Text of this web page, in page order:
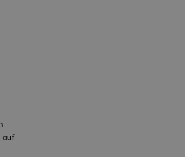
auf